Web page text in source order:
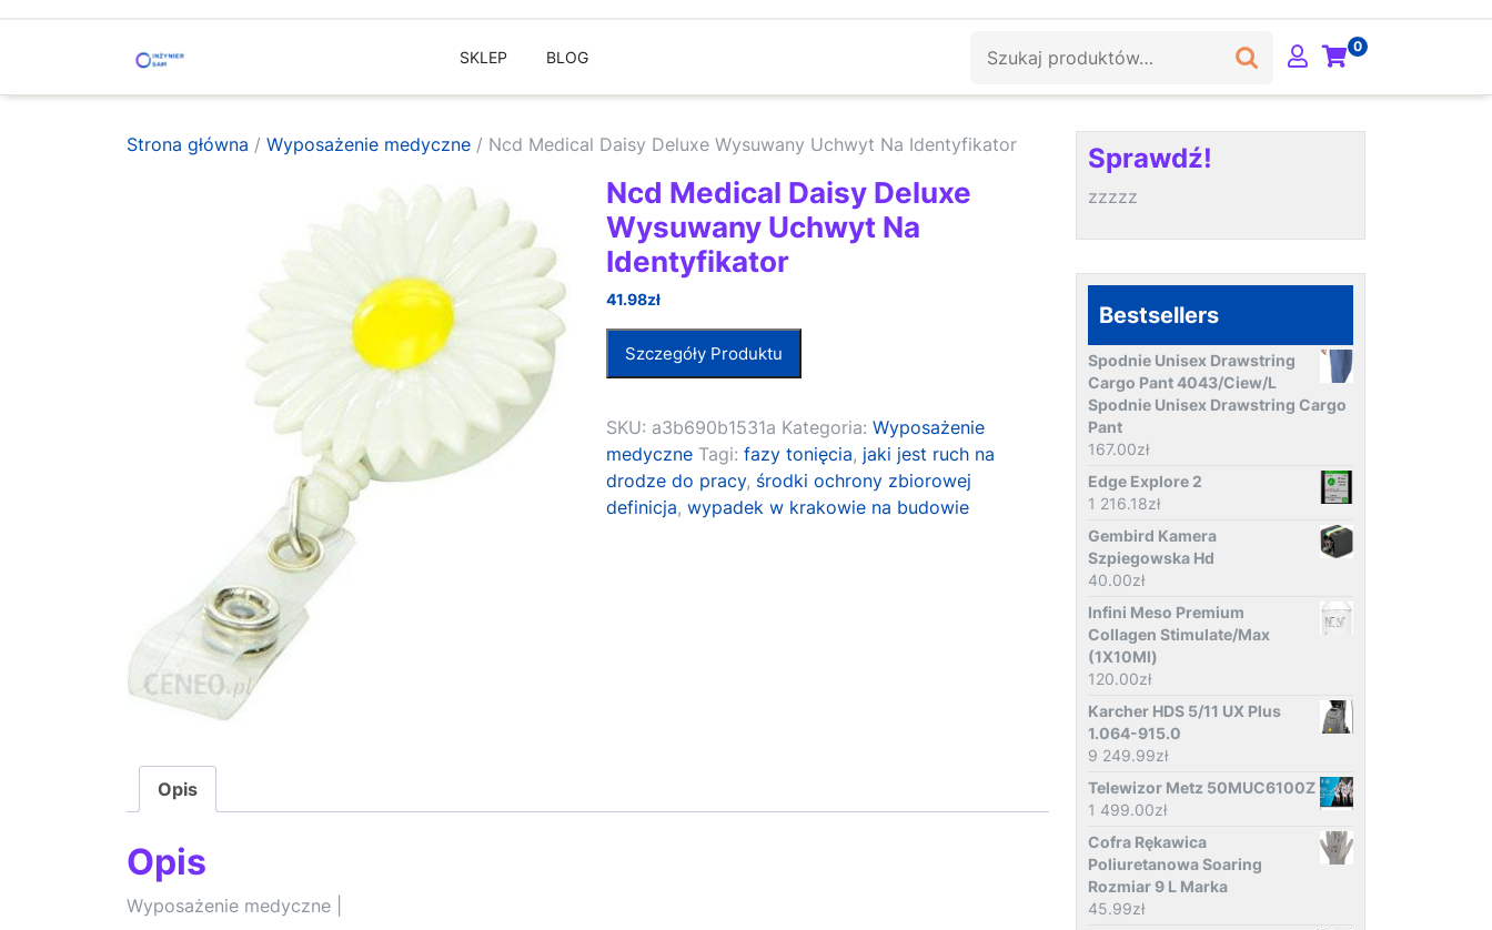
SKLEP BLOG
0
Strona główna / Wyposażenie medyczne / Ncd Medical Daisy Deluxe Wysuwany Uchwyt Na Identyfikator
Ncd Medical Daisy Deluxe
Wysuwany Uchwyt Na
Identyfikator
41.98zł
Szczegóły Produktu
SKU: a3b690b1531a Kategoria:Wyposażenie
medyczne Tagi:fazy tonięcia, jaki jest ruch na
drodze do pracy, środki ochrony zbiorowej
definicja,wypadek w krakowie na budowie
Opis
Opis
Wyposażenie medyczne |
Sprawdź!
zzzzz
Bestsellers
Spodnie Unisex Drawstring
Cargo Pant 4043/Ciew/L
Spodnie Unisex Drawstring Cargo
Pant
167.00zł
Edge Explore 2
1 216.18zł
Gembird Kamera
Szpiegowska Hd
40.00zł
Infini Meso Premium
Collagen Stimulate/Max
(1X10Ml)
120.00zł
Karcher HDS 5/11 UX Plus
1.064-915.0
9 249.99zł
Telewizor Metz 50MUC6100Z
1 499.00zł
Cofra Rękawica
Poliuretanowa Soaring
Rozmiar 9 L Marka
45.99zł